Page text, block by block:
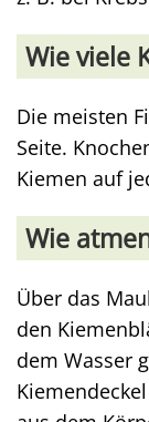
Wie viele
Die meisten
Seite.
Kiemen auf
Wie
Über das
den
dem Wasser